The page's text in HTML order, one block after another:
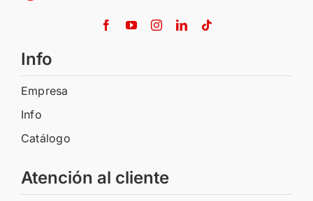
Info
Empresa
Info
Catálogo
Atención al cliente